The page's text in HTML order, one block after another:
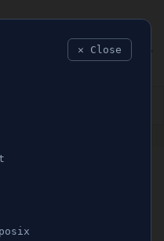
SM i
✕ Close